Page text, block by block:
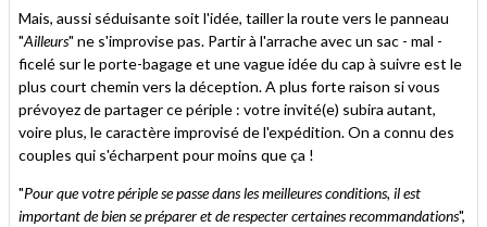
Mais, aussi séduisante soit l'idée, tailler la route vers le panneau
"Ailleurs" ne s'improvise pas. Partir à l'arrache avec un sac - mal -
ficelé sur le porte-bagage et une vague idée du cap à suivre est le
plus court chemin vers la déception. A plus forte raison si vous
prévoyez de partager ce périple : votre invité(e) subira autant,
voire plus, le caractère improvisé de l'expédition. On a connu des
couples qui s'écharpent pour moins que ça !
"Pour que votre périple se passe dans les meilleures conditions, il est
important de bien se préparer et de respecter certaines recommandations",